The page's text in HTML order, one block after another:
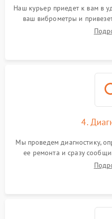
Наш курьер приедет к вам в
ваш виброметры и
4.
Мы проведем диагностику,
ее ремонта и сразу